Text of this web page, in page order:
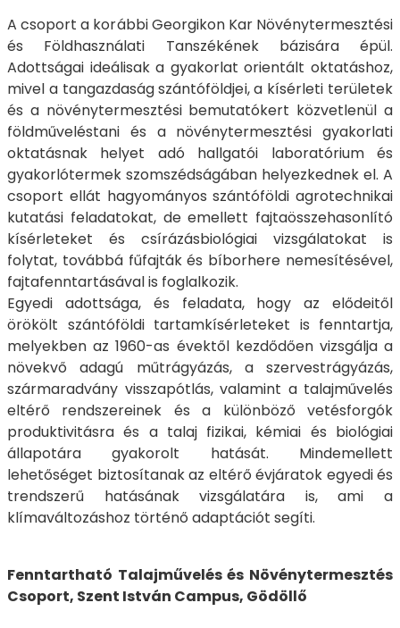
A csoport a korábbi Georgikon Kar Növénytermesztési
és Földhasználati Tanszékének bázisára épül.
Adottságai ideálisak a gyakorlat orientált oktatáshoz,
mivel a tangazdaság szántóföldjei, a kísérleti területek
és a növénytermesztési bemutatókert közvetlenül a
földműveléstani és a növénytermesztési gyakorlati
oktatásnak helyet adó hallgatói laboratórium és
gyakorlótermek szomszédságában helyezkednek el. A
csoport ellát hagyományos szántóföldi agrotechnikai
kutatási feladatokat, de emellett fajtaösszehasonlító
kísérleteket és csírázásbiológiai vizsgálatokat is
folytat, továbbá fűfajták és bíborhere nemesítésével,
fajtafenntartásával is foglalkozik.
Egyedi adottsága, és feladata, hogy az elődeitől
örökölt szántóföldi tartamkísérleteket is fenntartja,
melyekben az 1960-as évektől kezdődően vizsgálja a
növekvő adagú műtrágyázás, a szervestrágyázás,
szármaradvány visszapótlás, valamint a talajművelés
eltérő rendszereinek és a különböző vetésforgók
produktivitásra és a talaj fizikai, kémiai és biológiai
állapotára gyakorolt hatását. Mindemellett
lehetőséget biztosítanak az eltérő évjáratok egyedi és
trendszerű hatásának vizsgálatára is, ami a
klímaváltozáshoz történő adaptációt segíti.
Fenntartható Talajművelés és Növénytermesztés
Csoport, Szent István Campus, Gödöllő